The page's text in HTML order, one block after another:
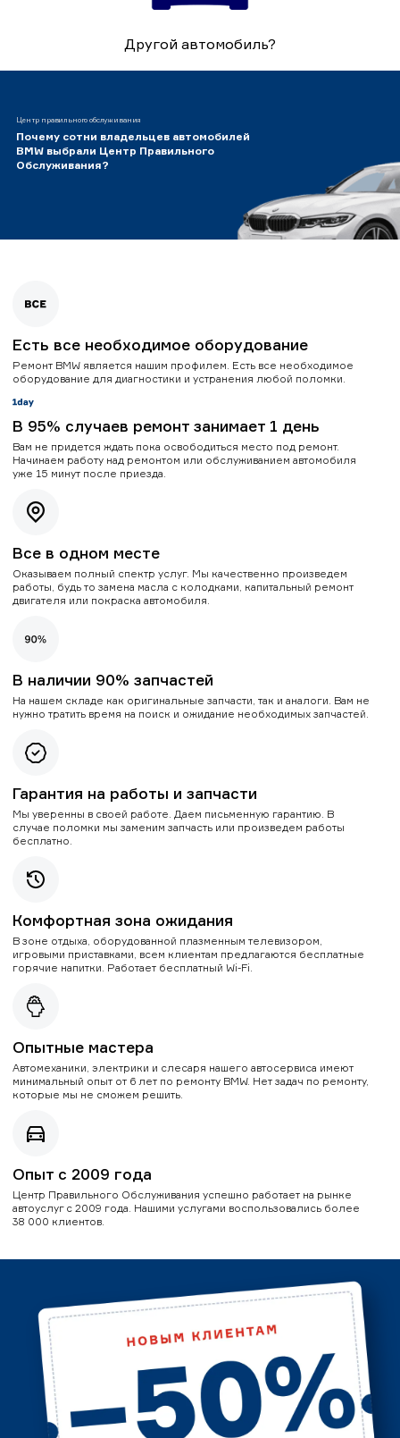
Другой автомобиль?
Центр правильного обслуживания
Почему сотни владельцев автомобилей
BMW выбрали Центр Правильного
Обслуживания?
Есть все необходимое оборудование
Ремонт BMW является нашим профилем. Есть все необходимое
оборудование для диагностики и устранения любой поломки.
В 95% случаев ремонт занимает 1 день
Вам не придется ждать пока освободиться место под ремонт.
Начинаем работу над ремонтом или обслуживанием автомобиля
уже 15 минут после приезда.
Все в одном месте
Оказываем полный спектр услуг. Мы качественно произведем
работы, будь то замена масла с колодками, капитальный ремонт
двигателя или покраска автомобиля.
В наличии 90% запчастей
На нашем складе как оригинальные запчасти, так и аналоги. Вам не
нужно тратить время на поиск и ожидание необходимых запчастей.
Гарантия на работы и запчасти
Мы уверенны в своей работе. Даем письменную гарантию. В
случае поломки мы заменим запчасть или произведем работы
бесплатно.
Комфортная зона ожидания
В зоне отдыха, оборудованной плазменным телевизором,
игровыми приставками, всем клиентам предлагаются бесплатные
горячие напитки. Работает бесплатный Wi-Fi.
Опытные мастера
Автомеханики, электрики и слесаря нашего автосервиса имеют
минимальный опыт от 6 лет по ремонту BMW. Нет задач по ремонту,
которые мы не сможем решить.
Опыт с 2009 года
Центр Правильного Обслуживания успешно работает на рынке
автоуслуг с 2009 года. Нашими услугами воспользовались более
38 000 клиентов.